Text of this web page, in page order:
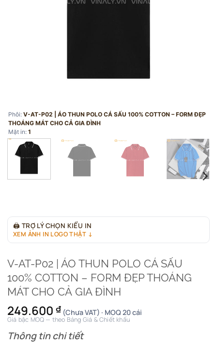
Phôi: V-AT-P02 | ÁO THUN POLO CÁ SẤU 100% COTTON – FORM ĐẸP
THOÁNG MÁT CHO CẢ GIA ĐÌNH
Mặt in: 1
🖨 TRỢ LÝ CHỌN KIỂU IN
XEM ẢNH IN LOGO THẬT ↓
V-AT-P02 | ÁO THUN POLO CÁ SẤU
100% COTTON – FORM ĐẸP THOÁNG
MÁT CHO CẢ GIA ĐÌNH
249.600 ₫ (Chưa VAT) · MOQ 20 cái
Giá bậc MOQ — theo Bảng Giá & Chiết khấu
Thông tin chi tiết